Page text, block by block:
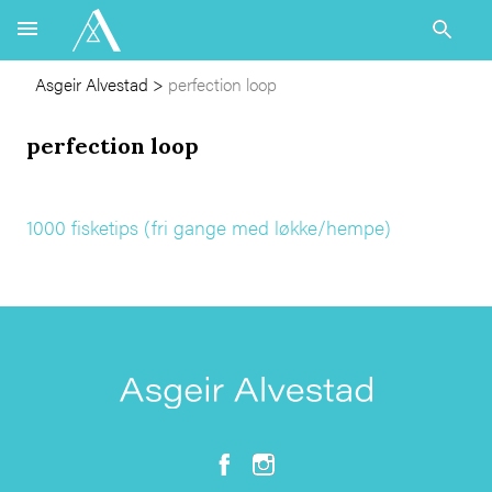
Asgeir Alvestad > perfection loop
perfection loop
1000 fisketips (fri gange med løkke/hempe)